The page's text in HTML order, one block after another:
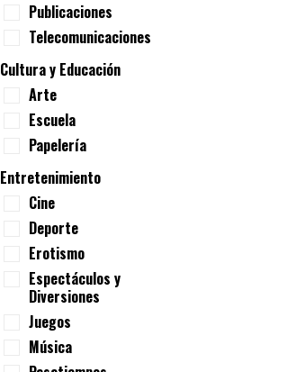
Publicaciones
Telecomunicaciones
Cultura y Educación
Arte
Escuela
Papelería
Entretenimiento
Cine
Deporte
Erotismo
Espectáculos y
Diversiones
Juegos
Música